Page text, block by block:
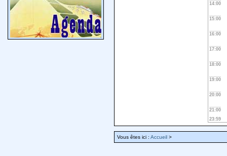
14:00
15:00
16:00
17:00
18:00
19:00
20:00
21:00
23:59
Vous êtes ici : Accueil >